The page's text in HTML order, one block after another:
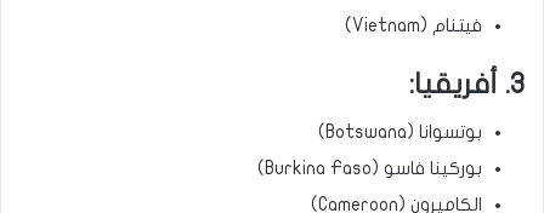
فيتنام (Vietnam)
3. أفريقيا:
بوتسوانا (Botswana)
بوركينا فاسو (Burkina Faso)
الكاميرون (Cameroon)